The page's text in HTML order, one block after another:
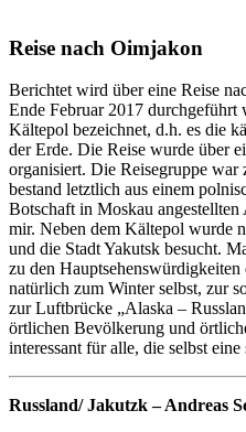
Reise nach Oimjakon
Berichtet wird über eine Reise
Ende Februar 2017
Kältepol bezeichnet, d.h. es die
der Erde. Die Reise wurde über
organisiert. Die Reisegruppe war
bestand letztlich aus einem
Botschaft in Moskau
mir. Neben dem Kältepol wurde
und die Stadt Yakutsk besucht.
zu den
natürlich zum Winter selbst, zur
zur Luftbrücke „Alaska –
örtlichen Bevölkerung und
interessant für alle, die selbst
Russland/ Jakutzk – Andreas